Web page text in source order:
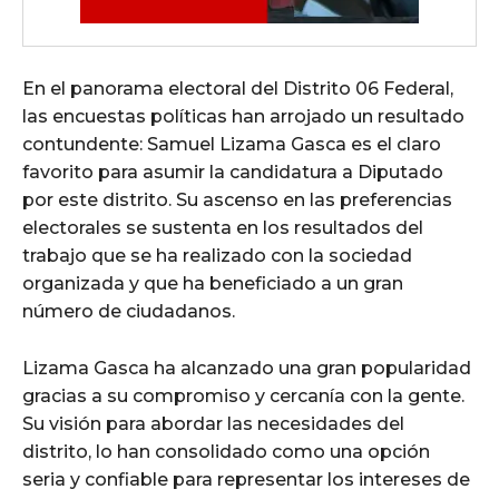
En el panorama electoral del Distrito 06 Federal,
las encuestas políticas han arrojado un resultado
contundente: Samuel Lizama Gasca es el claro
favorito para asumir la candidatura a Diputado
por este distrito. Su ascenso en las preferencias
electorales se sustenta en los resultados del
trabajo que se ha realizado con la sociedad
organizada y que ha beneficiado a un gran
número de ciudadanos.
Lizama Gasca ha alcanzado una gran popularidad
gracias a su compromiso y cercanía con la gente.
Su visión para abordar las necesidades del
distrito, lo han consolidado como una opción
seria y confiable para representar los intereses de